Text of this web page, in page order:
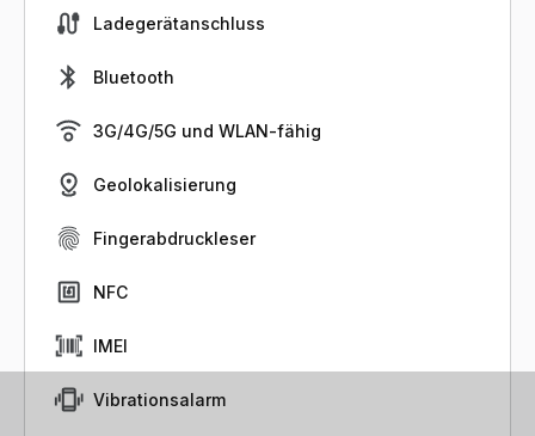
Ladegerätanschluss
Bluetooth
3G/4G/5G und WLAN-fähig
Geolokalisierung
Fingerabdruckleser
NFC
IMEI
Vibrationsalarm